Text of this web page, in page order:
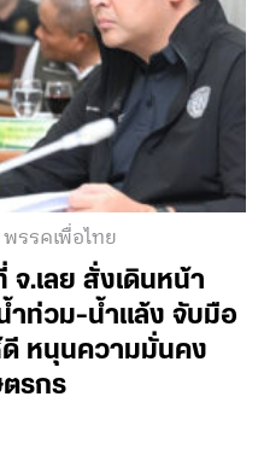
รรคเพื่อไทย
จ.เลย สั่งเดินหน้า
ท่วม-น้ำแล้ง จับมือ
หนุนความมั่นคง
ตรกร